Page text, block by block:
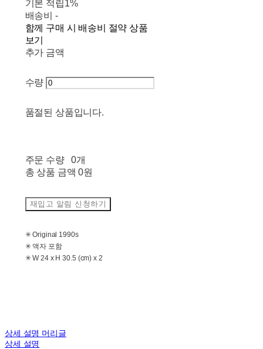
기본 적립1%
배송비 -
함께 구매 시 배송비 절약 상품
보기
추가 금액
수량
품절된 상품입니다.
주문 수량
0개
총 상품 금액 0원
재입고 알림 신청하기
✳ Original 1990s
✳ 액자 포함
✳ W 24 x H 30.5 (cm) x 2
상세 설명 머리글
상세 설명